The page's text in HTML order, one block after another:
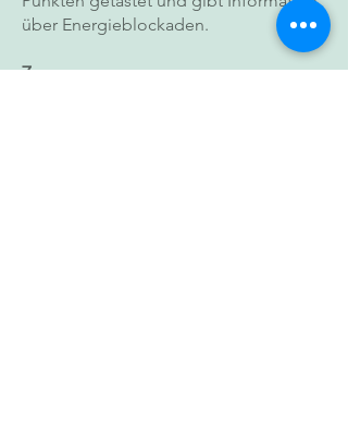
über Energieblockaden.
Zunge